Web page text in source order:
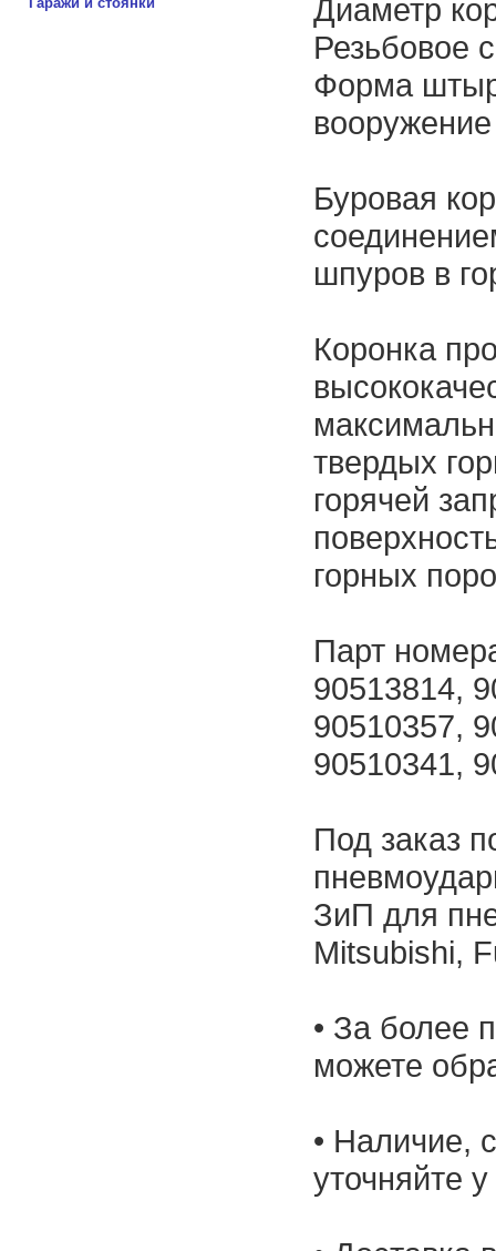
Диаметр
Резьбовое
Форма
вооружение
Буровая
шпуров в
Коронка
твердых
горячей
горных
Парт
90513814,
90510357,
90510341,
Под заказ
ЗиП для
Mitsubishi,
• За более
можете
• Наличие,
уточняйте